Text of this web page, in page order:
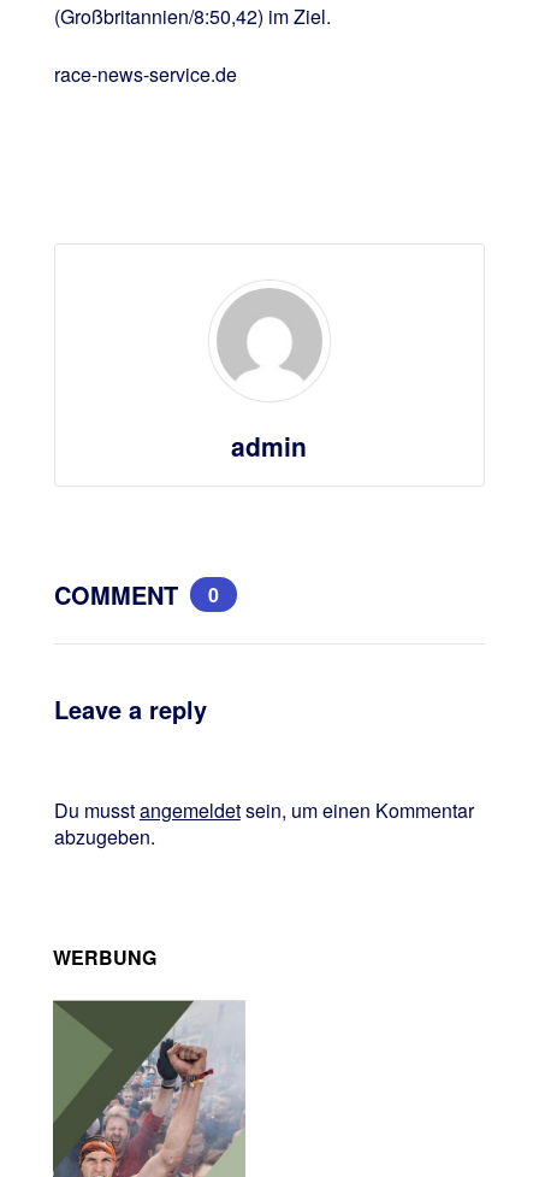
(Großbritannien/8:50,42) im Ziel.
race-news-service.de
admin
COMMENT 0
Leave a reply
Du musstangemeldetsein, um einen Kommentar
abzugeben.
WERBUNG